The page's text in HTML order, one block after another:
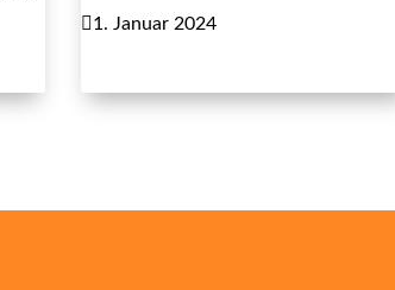
1. Januar 2024